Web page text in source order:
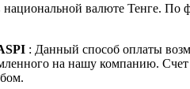
национальной валюте Тенге.
: Данный способ оплаты
на нашу компанию.